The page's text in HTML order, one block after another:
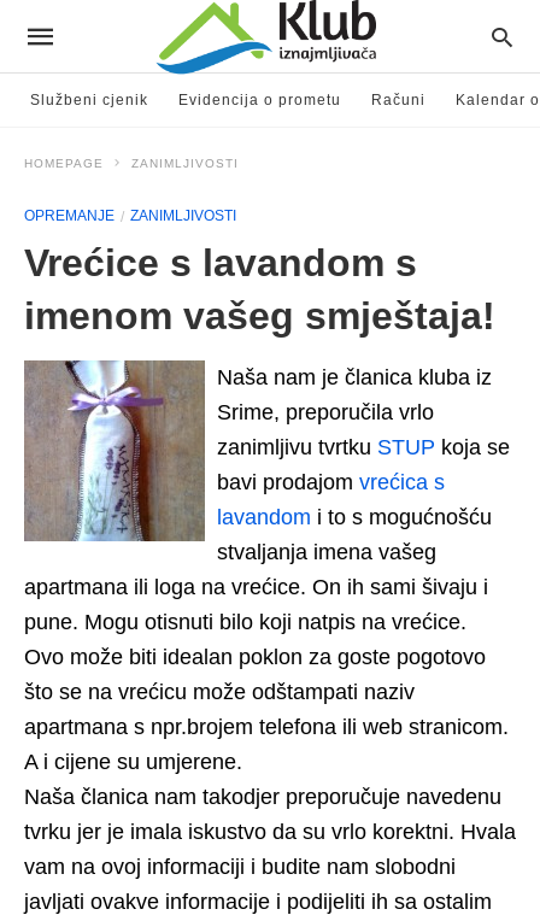
Službeni cjenik Evidencija o prometu Računi Kalendar
HOMEPAGE ZANIMLJIVOSTI
OPREMANJE ZANIMLJIVOSTI
Vrećice s lavandom s
imenom vašeg smještaja!
Naša nam je članica kluba iz
Srime, preporučila vrlo
zanimljivu tvrtku STUP koja se
bavi prodajom vrećica s
lavandom i to s mogućnošću
stvaljanja imena vašeg
apartmana ili loga na vrećice. On ih sami šivaju i
pune. Mogu otisnuti bilo koji natpis na vrećice.
Ovo može biti idealan poklon za goste pogotovo
što se na vrećicu može odštampati naziv
apartmana s npr.brojem telefona ili web stranicom.
A i cijene su umjerene.
Naša članica nam takodjer preporučuje navedenu
tvrku jer je imala iskustvo da su vrlo korektni. Hvala
vam na ovoj informaciji i budite nam slobodni
javljati ovakve informacije i podijeliti ih sa ostalim